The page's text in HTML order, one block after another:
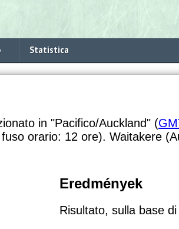
Statistica
in "Pacifico/Auckland" (
orario: 12 ore). Waitakere
Eredmények
Risultato, sulla base